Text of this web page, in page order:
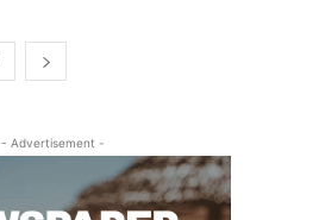
- Advertisement -